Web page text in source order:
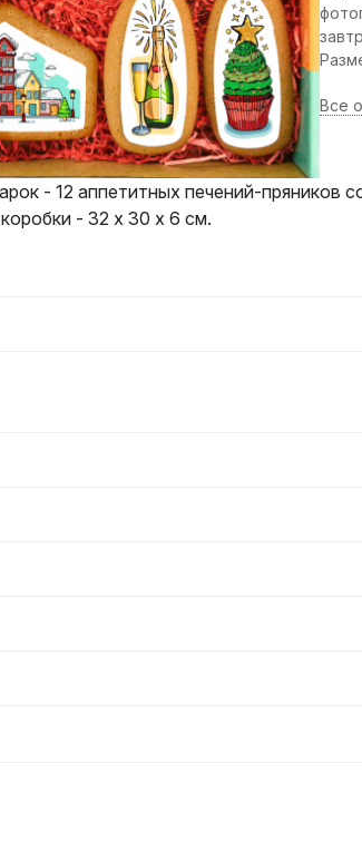
Все
- 12 аппетитных печений-
- 32 х 30 х 6 см.